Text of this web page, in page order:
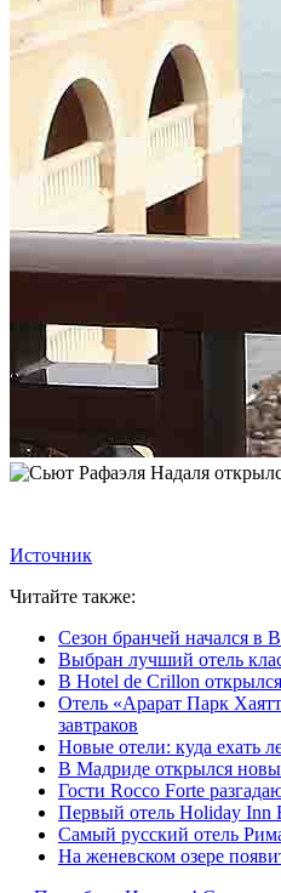
Источник
Читайте также:
Сезон бранчей начался в
Выбран лучший отель
В Hotel de Crillon
Отель «Арарат Парк
завтраков
Новые отели: куда ехать
В Мадриде открылся
Гости Rocco Forte
Первый отель Holiday Inn
Самый русский отель
На женевском озере